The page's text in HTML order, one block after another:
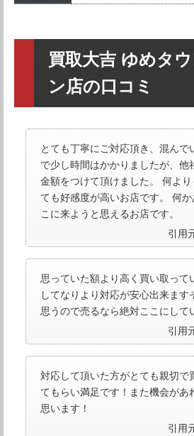
買取大吉 ゆめタ
ン店の口コミ
とても丁寧にご対応頂き、混んで
で少し時間はかかりましたが、他
金額をつけて頂けました。 何より
ても好感度が高いお店です。 何か
こに来ようと思えるお店です。
引用
思っていた額より高く買い取って
してなりより対応が安心出来ます
思うので売るなら絶対ここにして
引用
対応して頂いた方がとても親切で
てもらい満足です！また機会があ
思います！
引用